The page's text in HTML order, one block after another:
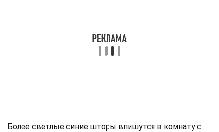
Более светлые синие шторы впишутся в комнату с